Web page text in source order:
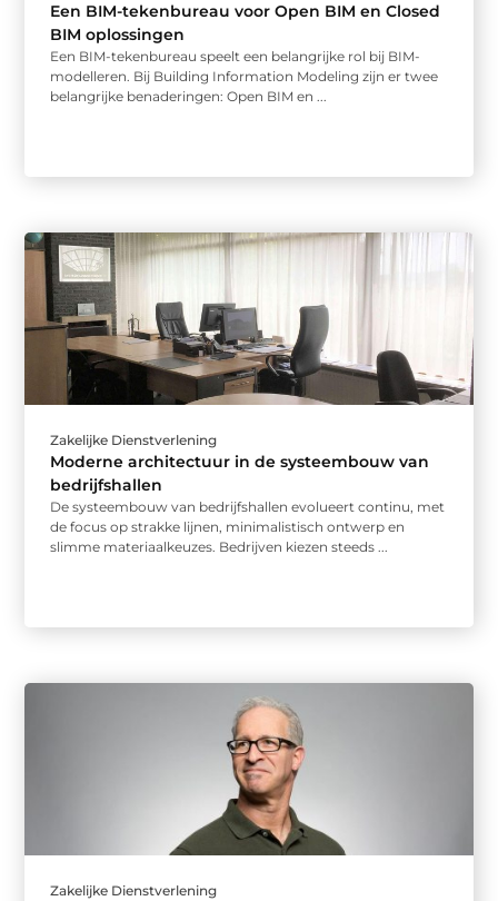
Een BIM-tekenbureau voor Open BIM en Closed
BIM oplossingen
Een BIM-tekenbureau speelt een belangrijke rol bij BIM-
modelleren. Bij Building Information Modeling zijn er twee
belangrijke benaderingen: Open BIM en ...
Zakelijke Dienstverlening
Moderne architectuur in de systeembouw van
bedrijfshallen
De systeembouw van bedrijfshallen evolueert continu, met
de focus op strakke lijnen, minimalistisch ontwerp en
slimme materiaalkeuzes. Bedrijven kiezen steeds ...
Zakelijke Dienstverlening